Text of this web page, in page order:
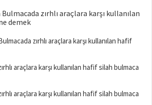
zırhlı araçlara karşı kullanılan
demek
zırhlı araçlara karşı kullanılan hafif
araçlara karşı kullanılan hafif silah bulmaca
araçlara karşı kullanılan hafif silah bulmaca